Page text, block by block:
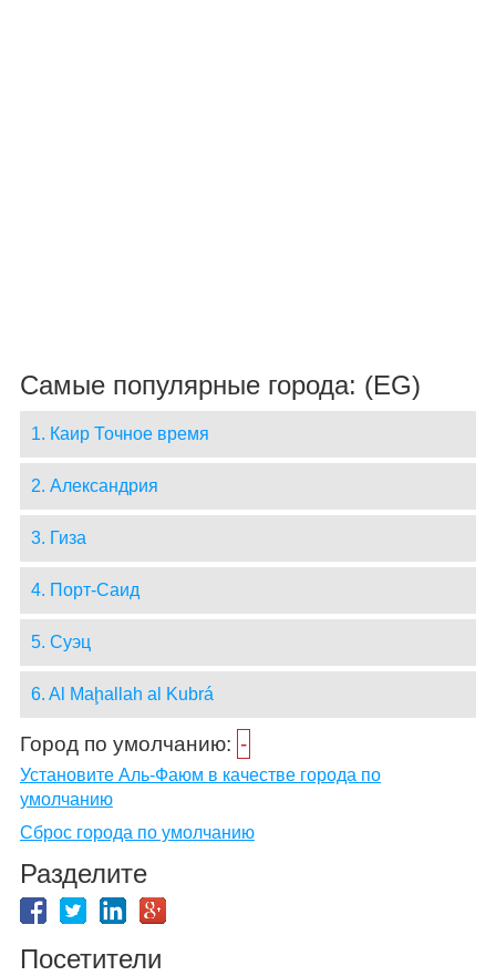
Самые популярные города: (EG)
1. Каир Точное время
2. Александрия
3. Гиза
4. Порт-Саид
5. Суэц
6. Al Maḩallah al Kubrá
Город по умолчанию: -
Установите Аль-Фаюм в качестве города по
умолчанию
Сброс города по умолчанию
Разделите
Посетители